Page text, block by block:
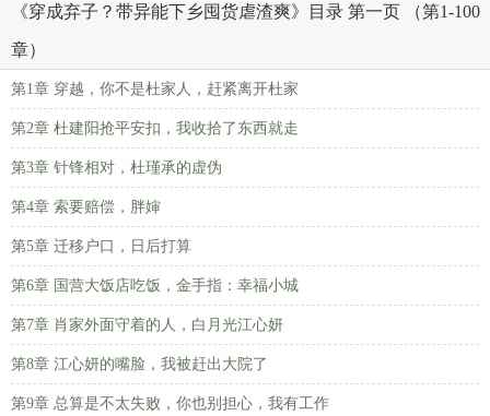
《穿成弃子？带异能下乡囤货虐渣爽》目录 第一页 （第1-100
章）
第1章 穿越，你不是杜家人，赶紧离开杜家
第2章 杜建阳抢平安扣，我收拾了东西就走
第3章 针锋相对，杜瑾承的虚伪
第4章 索要赔偿，胖婶
第5章 迁移户口，日后打算
第6章 国营大饭店吃饭，金手指：幸福小城
第7章 肖家外面守着的人，白月光江心妍
第8章 江心妍的嘴脸，我被赶出大院了
第9章 总算是不太失败，你也别担心，我有工作